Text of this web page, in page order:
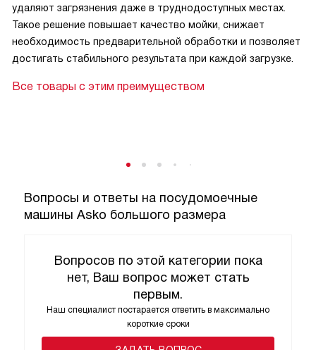
удаляют загрязнения даже в труднодоступных местах.
Такое решение повышает качество мойки, снижает
необходимость предварительной обработки и позволяет
достигать стабильного результата при каждой загрузке.
Все товары с этим преимуществом
Вопросы и ответы на посудомоечные
машины Asko большого размера
Вопросов по этой категории пока
нет, Ваш вопрос может стать
первым.
Наш специалист постарается ответить в максимально
короткие сроки